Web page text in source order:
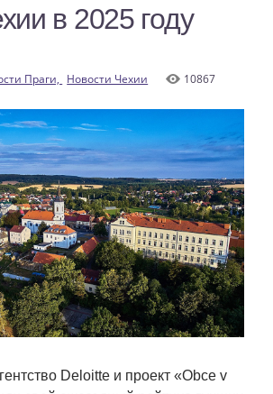
в 2025 году
Праги, Новости Чехии 10867
Deloitte и проект «Obce v